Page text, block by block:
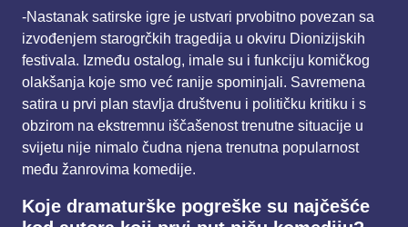
-Nastanak satirske igre je ustvari prvobitno povezan sa
izvođenjem starogrčkih tragedija u okviru Dionizijskih
festivala. Između ostalog, imale su i funkciju komičkog
olakšanja koje smo već ranije spominjali. Savremena
satira u prvi plan stavlja društvenu i političku kritiku i s
obzirom na ekstremnu iščašenost trenutne situacije u
svijetu nije nimalo čudna njena trenutna popularnost
među žanrovima komedije.
Koje dramaturške pogreške su najčešće